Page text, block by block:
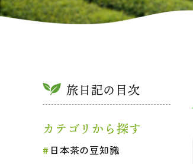
旅日記の目次
カテゴリから探す
日本茶の豆知識